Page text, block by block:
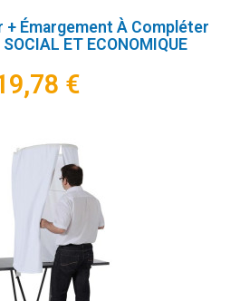
+ Émargement À Compléter
ET ECONOMIQUE
€